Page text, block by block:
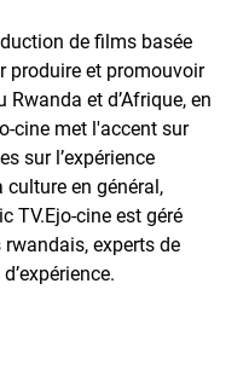
de films basée
produire et promouvoir
et d’Afrique, en
cine met l'accent sur
sur l’expérience
en général,
TV.Ejo-cine est géré
experts de